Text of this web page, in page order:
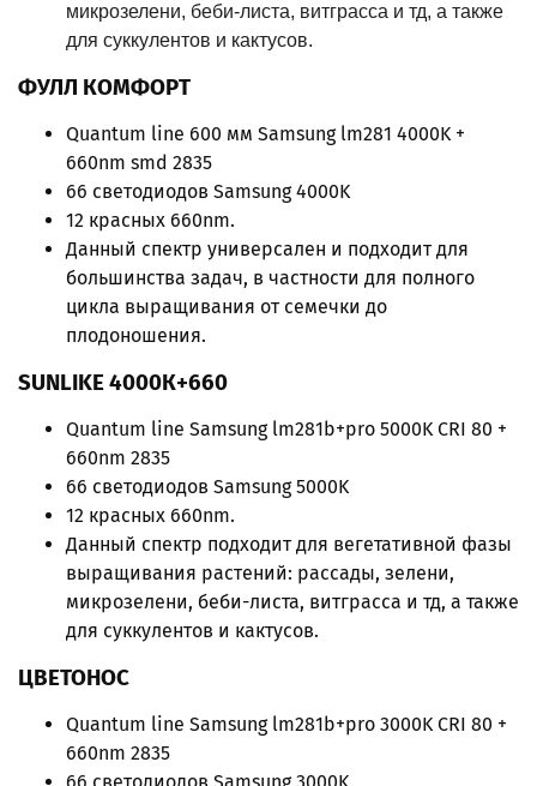
микрозелени, беби-листа, витграсса и тд, а также
для суккулентов и кактусов.
ФУЛЛ КОМФОРТ
Quantum line 600 мм Samsung lm281 4000K +
660nm smd 2835
66 светодиодов Samsung 4000K
12 красных 660nm.
Данный спектр универсален и подходит для
большинства задач, в частности для полного
цикла выращивания от семечки до
плодоношения.
SUNLIKE4000К+660
Quantum line Samsung lm281b+pro 5000K CRI 80 +
660nm 2835
66 светодиодов Samsung 5000K
12 красных 660nm.
Данный спектр подходит для вегетативной фазы
выращивания растений: рассады, зелени,
микрозелени, беби-листа, витграсса и тд, а также
для суккулентов и кактусов.
ЦВЕТОНОС
Quantum line Samsung lm281b+pro 3000K CRI 80 +
660nm 2835